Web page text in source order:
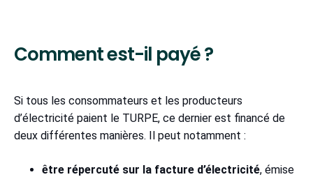
Comment est-il payé ?
Si tous les consommateurs et les producteurs
d’électricité paient le TURPE, ce dernier est financé de
deux différentes manières. Il peut notamment :
être répercuté sur la facture d’électricité, émise